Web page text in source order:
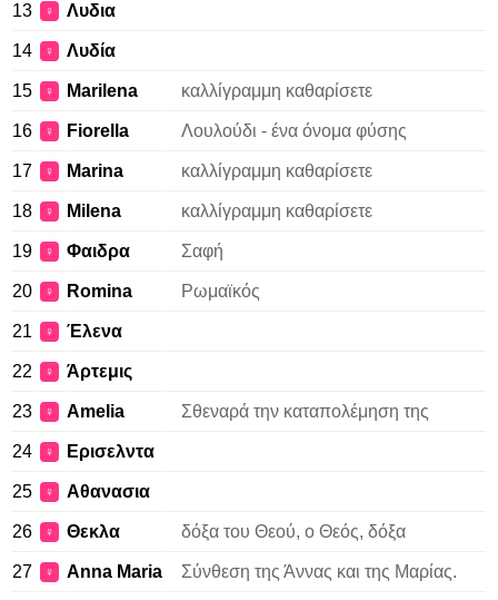
13 ♀ Λυδια
14 ♀ Λυδία
15 ♀ Marilena καλλίγραμμη καθαρίσετε
16 ♀ Fiorella Λουλούδι - ένα όνομα φύσης
17 ♀ Marina καλλίγραμμη καθαρίσετε
18 ♀ Milena καλλίγραμμη καθαρίσετε
19 ♀ Φαιδρα Σαφή
20 ♀ Romina Ρωμαϊκός
21 ♀ Έλενα
22 ♀ Άρτεμις
23 ♀ Amelia Σθεναρά την καταπολέμηση της
24 ♀ Ερισελντα
25 ♀ Αθανασια
26 ♀ Θεκλα δόξα του Θεού, ο Θεός, δόξα
27 ♀ Anna Maria Σύνθεση της Άννας και της Μαρίας.